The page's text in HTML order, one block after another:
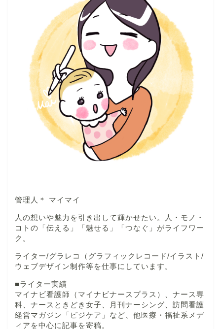
管理人＊ マイマイ
人の想いや魅力を引き出して輝かせたい。人・モノ・
コトの「伝える」「魅せる」「つなぐ」がライフワー
ク。
ライター/グラレコ（グラフィックレコード/イラスト/
ウェブデザイン制作等を仕事にしています。
■ライター実績
マイナビ看護師（マイナビナースプラス）、ナース専
科、ナースときどき女子、月刊ナーシング、訪問看護
経営マガジン「ビジケア」など、他医療・福祉系メデ
ィアを中心に記事を寄稿。